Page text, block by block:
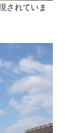
されていま